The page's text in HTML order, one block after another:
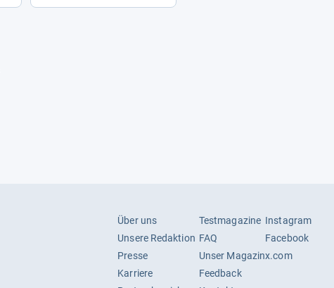
Über uns
Unsere Redaktion
Presse
Karriere
Testmagazine
FAQ
Unser Magazin
Feedback
Instagram
Facebook
x.com